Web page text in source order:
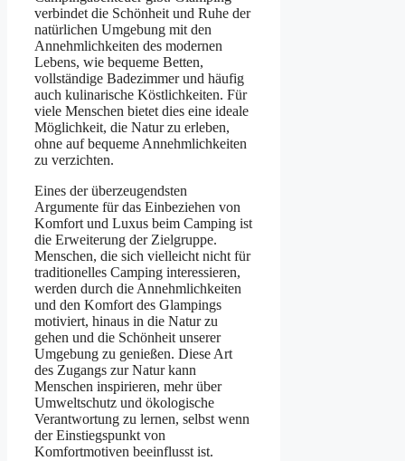
verbindet die Schönheit und Ruhe der
natürlichen Umgebung mit den
Annehmlichkeiten des modernen
Lebens, wie bequeme Betten,
vollständige Badezimmer und häufig
auch kulinarische Köstlichkeiten. Für
viele Menschen bietet dies eine ideale
Möglichkeit, die Natur zu erleben,
ohne auf bequeme Annehmlichkeiten
zu verzichten.
Eines der überzeugendsten
Argumente für das Einbeziehen von
Komfort und Luxus beim Camping ist
die Erweiterung der Zielgruppe.
Menschen, die sich vielleicht nicht für
traditionelles Camping interessieren,
werden durch die Annehmlichkeiten
und den Komfort des Glampings
motiviert, hinaus in die Natur zu
gehen und die Schönheit unserer
Umgebung zu genießen. Diese Art
des Zugangs zur Natur kann
Menschen inspirieren, mehr über
Umweltschutz und ökologische
Verantwortung zu lernen, selbst wenn
der Einstiegspunkt von
Komfortmotiven beeinflusst ist.